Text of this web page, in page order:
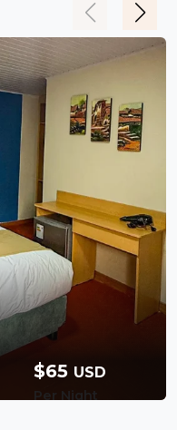
$65 USD
Per Night